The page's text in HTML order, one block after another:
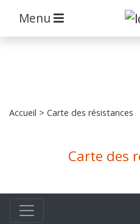
Menu
Accueil > Carte des résistances
Carte des